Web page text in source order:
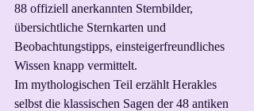
88 offiziell anerkannten Sternbilder,
übersichtliche Sternkarten und
Beobachtungstipps, einsteigerfreundliches
Wissen knapp vermittelt.
Im mythologischen Teil erzählt Herakles
selbst die klassischen Sagen der 48 antiken